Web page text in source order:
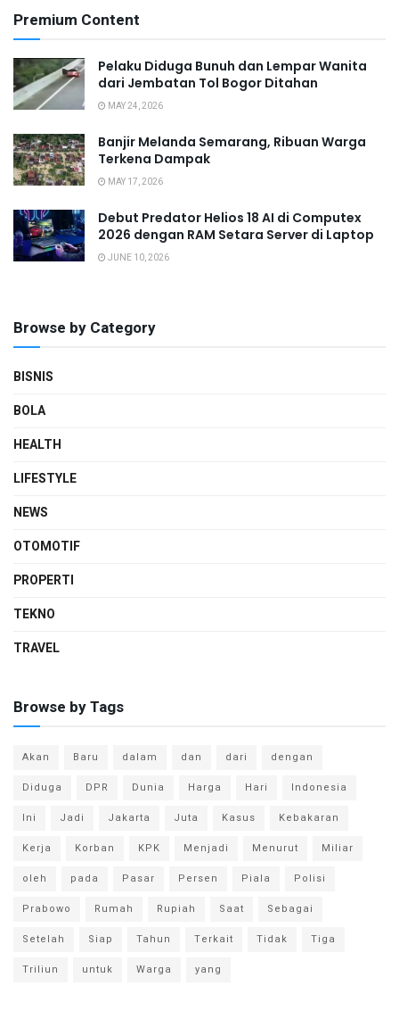
Premium Content
Pelaku Diduga Bunuh dan Lempar Wanita
dari Jembatan Tol Bogor Ditahan
MAY 24, 2026
Banjir Melanda Semarang, Ribuan Warga
Terkena Dampak
MAY 17, 2026
Debut Predator Helios 18 AI di Computex
2026 dengan RAM Setara Server di Laptop
JUNE 10, 2026
Browse by Category
BISNIS
BOLA
HEALTH
LIFESTYLE
NEWS
OTOMOTIF
PROPERTI
TEKNO
TRAVEL
Browse by Tags
Akan Baru dalam dan dari
dengan
Diduga
DPR Dunia Harga Hari
Indonesia
Ini
Jadi Jakarta Juta Kasus
Kebakaran
Kerja
Korban KPK Menjadi Menurut
Miliar
oleh
pada Pasar Persen Piala
Polisi
Prabowo
Rumah Rupiah Saat
Sebagai
Setelah
Siap Tahun Terkait Tidak
Tiga
Triliun
untuk Warga yang